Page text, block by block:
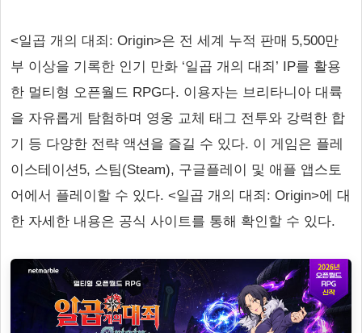
<일곱 개의 대죄: Origin>은 전 세계 누적 판매 5,500만
부 이상을 기록한 인기 만화 ‘일곱 개의 대죄’ IP를 활용
한 멀티형 오픈월드 RPG다. 이용자는 브리타니아 대륙
을 자유롭게 탐험하며 영웅 교체 태그 전투와 강력한 합
기 등 다양한 전략 액션을 즐길 수 있다. 이 게임은 플레
이스테이션5, 스팀(Steam), 구글플레이 및 애플 앱스토
어에서 플레이할 수 있다. <일곱 개의 대죄: Origin>에 대
한 자세한 내용은 공식 사이트를 통해 확인할 수 있다.